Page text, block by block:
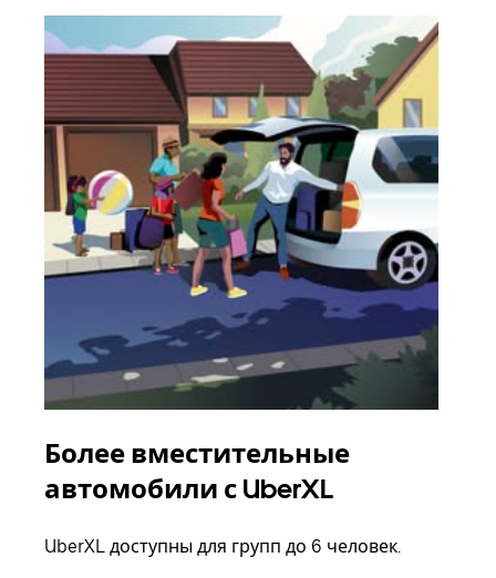
Более вместительные
автомобили с UberXL
UberXL доступны для групп до 6 человек.